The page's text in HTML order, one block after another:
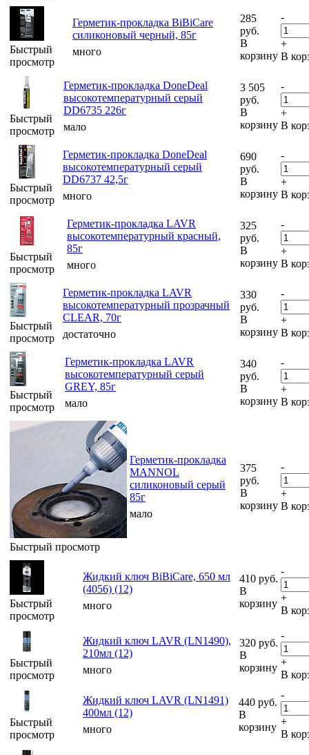
Быстрый
просмотр
Герметик-прокладка BiBiCare
силиконовый черный, 85г
много
285
руб.
В
корзину
-
+
В
Быстрый
просмотр
Герметик-прокладка DoneDeal
высокотемпературный серый
DD6735 226г
мало
3 505
руб.
В
корзину
-
+
В
Быстрый
просмотр
Герметик-прокладка DoneDeal
высокотемпературный серый
DD6737 42,5г
много
690
руб.
В
корзину
-
+
В
Быстрый
просмотр
Герметик-прокладка LAVR
высокотемпературный красный,
85г
много
325
руб.
В
корзину
-
+
В
Быстрый
просмотр
Герметик-прокладка LAVR
высокотемпературный прозрачный
CLEAR, 70г
достаточно
330
руб.
В
корзину
-
+
В
Быстрый
просмотр
Герметик-прокладка LAVR
высокотемпературный серый
GREY, 85г
мало
340
руб.
В
корзину
-
+
В
Быстрый просмотр
Герметик-прокладка
MANNOL
силиконовый серый
85г
мало
375
руб.
В
корзину
-
+
В
Быстрый
просмотр
Жидкий ключ BiBiCare, 650 мл
(4056) (12)
много
410 руб.
В
корзину
-
+
В
Быстрый
просмотр
Жидкий ключ LAVR (LN1490),
210мл (12)
много
320 руб.
В
корзину
-
+
В
Быстрый
просмотр
Жидкий ключ LAVR (LN1491)
400мл (12)
много
440 руб.
В
корзину
-
+
В